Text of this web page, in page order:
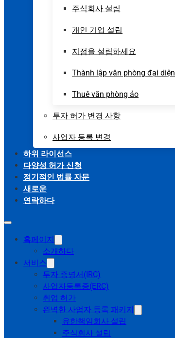
주식회사 설립
개인 기업 설립
지점을 설립하세요
Thành lập văn phòng đại diện
Thuê văn phòng ảo
투자 허가 변경 사항
사업자 등록 변경
하위 라이선스
다양성 허가 신청
정기적인 법률 자문
새로운
연락하다
홈페이지
소개하다
서비스
투자 증명서(IRC)
사업자등록증(ERC)
취업 허가
완벽한 사업자 등록 패키지
유한책임회사 설립
주식회사 설립